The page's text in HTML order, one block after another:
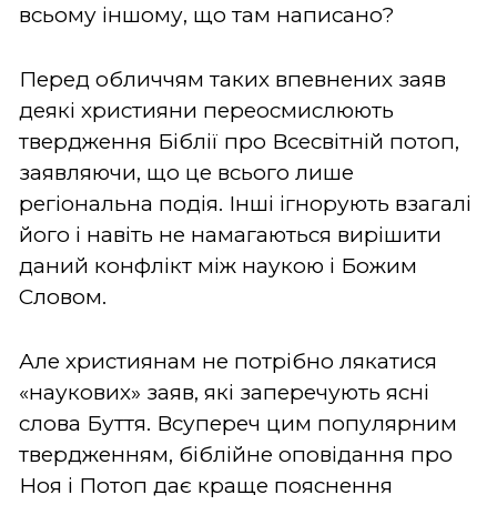
всьому іншому, що там написано?
Перед обличчям таких впевнених заяв
деякі християни переосмислюють
твердження Біблії про Всесвітній потоп,
заявляючи, що це всього лише
регіональна подія. Інші ігнорують взагалі
його і навіть не намагаються вирішити
даний конфлікт між наукою і Божим
Словом.
Але християнам не потрібно лякатися
«наукових» заяв, які заперечують ясні
слова Буття. Всупереч цим популярним
твердженням, біблійне оповідання про
Ноя і Потоп дає краще пояснення